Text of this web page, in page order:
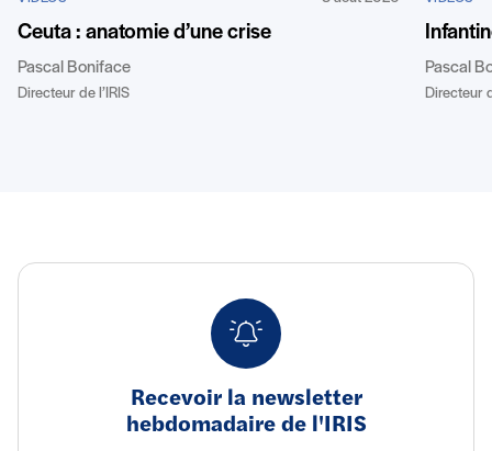
Ceuta : anatomie d’une crise
Pascal Boniface
Directeur de l’IRIS
Pascal
Directeur
Recevoir la newsletter
hebdomadaire de l'IRIS